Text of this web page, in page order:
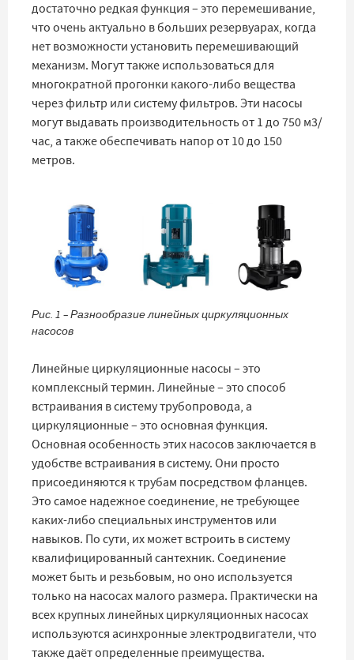
достаточно редкая функция – это перемешивание,
что очень актуально в больших резервуарах, когда
нет возможности установить перемешивающий
механизм. Могут также использоваться для
многократной прогонки какого-либо вещества
через фильтр или систему фильтров. Эти насосы
могут выдавать производительность от 1 до 750 м3/
час, а также обеспечивать напор от 10 до 150
метров.
Рис. 1 – Разнообразие линейных циркуляционных
насосов
Линейные циркуляционные насосы – это
комплексный термин. Линейные – это способ
встраивания в систему трубопровода, а
циркуляционные – это основная функция.
Основная особенность этих насосов заключается в
удобстве встраивания в систему. Они просто
присоединяются к трубам посредством фланцев.
Это самое надежное соединение, не требующее
каких-либо специальных инструментов или
навыков. По сути, их может встроить в систему
квалифицированный сантехник. Соединение
может быть и резьбовым, но оно используется
только на насосах малого размера. Практически на
всех крупных линейных циркуляционных насосах
используются асинхронные электродвигатели, что
также даёт определенные преимущества.